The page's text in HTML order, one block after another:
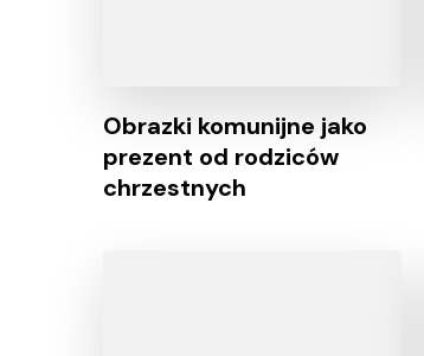
Obrazki komunijne jako
prezent od rodziców
chrzestnych